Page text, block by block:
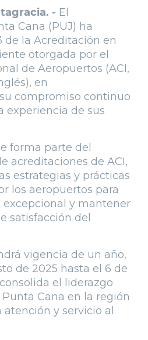
- El
Cana (PUJ) ha
de la Acreditación en
otorgada por el
de Aeropuertos (ACI,
en
compromiso continuo
experiencia de sus
forma parte del
acreditaciones de ACI,
estrategias y prácticas
los aeropuertos para
excepcional y mantener
satisfacción del
vigencia de un año,
de 2025 hasta el 6 de
el liderazgo
Cana en la región
y servicio al